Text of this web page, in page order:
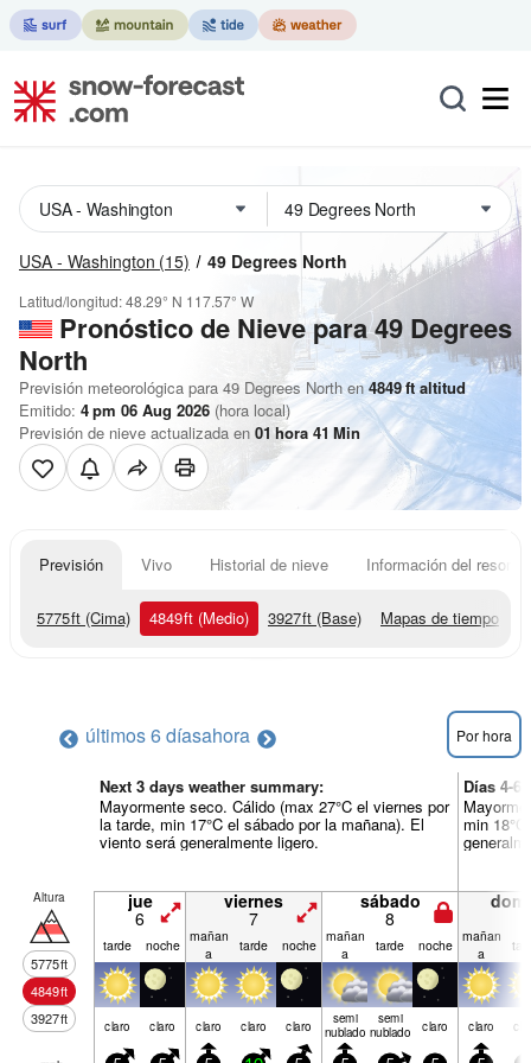
USA - Washington (15) 49 Degrees North
Latitud/longitud:48.29° N 117.57° W
Pronóstico de Nievepara 49 Degrees
North
Previsión meteorológica para 49 Degrees North en 4849ftaltitud
Emitido: 4 pm 06 Aug 2026 (hora local)
Previsión de nieve actualizada en 01 hora 41 Min
Previsión Vivo Historial de nieve Información del resort
5775ft (Cima) 4849ft (Medio) 3927ft (Base) Mapas de tiempo
últimos 6 díasahora Por hora
Next 3 days weather summary:
Mayormente seco. Cálido (max 27°C el viernes por
la tarde, min 17°C el sábado por la mañana). El
viento será generalmente ligero.
Días 4-6
min
Altura
5775ft
4849ft
3927ft
jue
6
viernes
7
sábado
8
tarde noche mañan
a
tarde noche mañan
a
tarde noche mañan
a
claro claro claro claro claro semi
nublado
semi
nublado claro claro